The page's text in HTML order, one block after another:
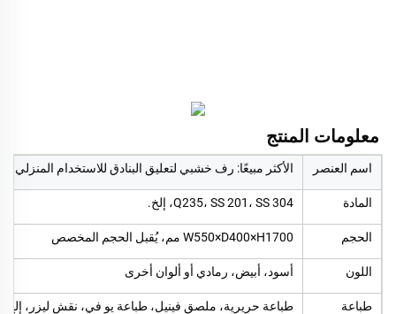
معلومات المنتج
اسم العنصر الأكثر مبيعًا: رف خشبي لتعليق البنادق للاستخدام
المادة Q235، SS 201، SS 304، إلخ.
الحجم W550×D400×H1700 مم، يُقبل الحجم المخصص
اللون أسود، أبيض، رمادي أو ألوان أخرى
طباعة
طباعة حريرية، ملصق فينيل، طباعة يو في، نقش ليزر، إلخ